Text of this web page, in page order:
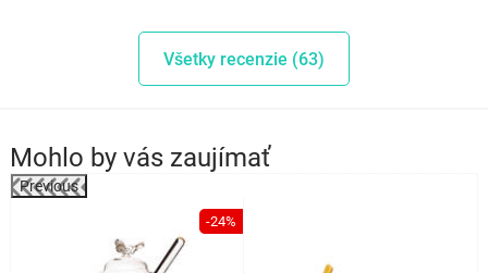
Všetky recenzie (63)
Mohlo by vás zaujímať
Previous
-24%